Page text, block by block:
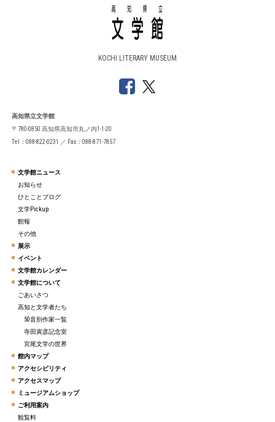
KOCHI LITERARY MUSEUM
高知県立文学館
〒780-0850 高知県高知市丸ノ内1-1-20
Tel：088-822-0231 ／ Fax：088-871-7857
文学館ニュース
お知らせ
ひとことブログ
文学Pickup
館報
その他
展示
イベント
文学館カレンダー
文学館について
ごあいさつ
高知と文学者たち
50音別作家一覧
寺田寅彦記念室
宮尾文学の世界
館内マップ
アクセシビリティ
アクセスマップ
ミュージアムショップ
ご利用案内
観覧料